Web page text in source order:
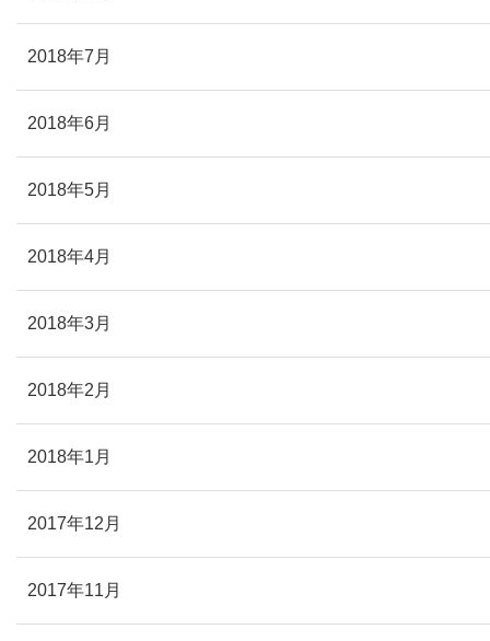
2018年7月
2018年6月
2018年5月
2018年4月
2018年3月
2018年2月
2018年1月
2017年12月
2017年11月